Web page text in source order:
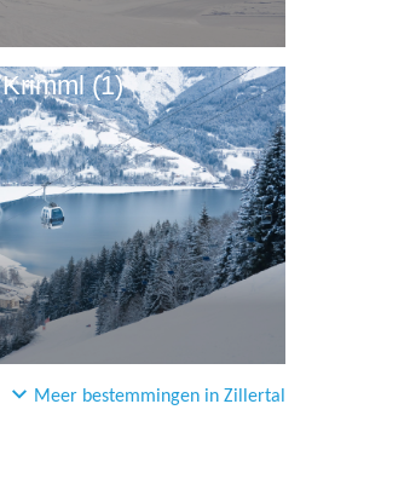
Krimml (1)
Meer bestemmingen in Zillertal